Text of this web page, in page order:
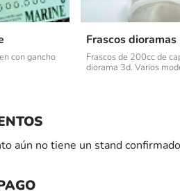
con gancho
Frascos dioramas
Frascos de 200cc de
diorama 3d. Varios
aún no tiene un stand